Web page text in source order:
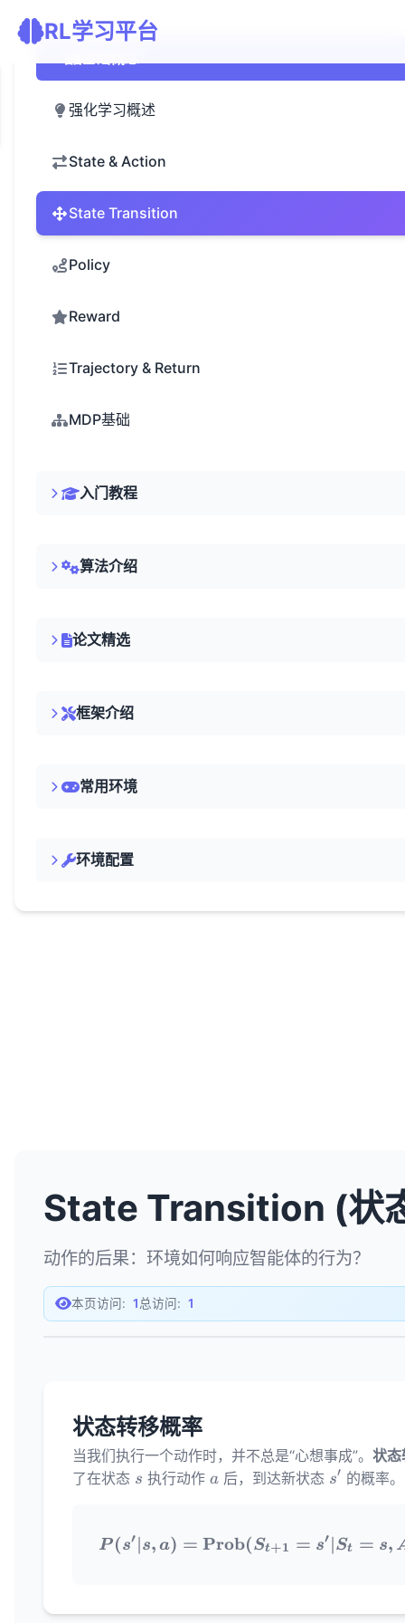
RL学习平台
强化学习概述
State & Action
State Transition
Policy
Reward
Trajectory & Return
MDP基础
入门教程
算法介绍
论文精选
框架介绍
常用环境
环境配置
State Transition (状
动作的后果：环境如何响应智能体的行为？
本页访问: 1总访问: 1
状态转移概率
当我们执行一个动作时，并不总是“心想事成”。 状态
了在状态 s
s 执行动作 a
a 后，到达新状态 s'
s′ 的概率。
P(s' | s, a) =
P (s′ ∣s, a) = Prob(St+1 = s′∣St = s,